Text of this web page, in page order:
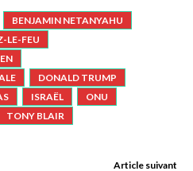
BENJAMIN NETANYAHU
LE-FEU
DONALD TRUMP
ISRAËL
ONU
TONY BLAIR
Article suivant